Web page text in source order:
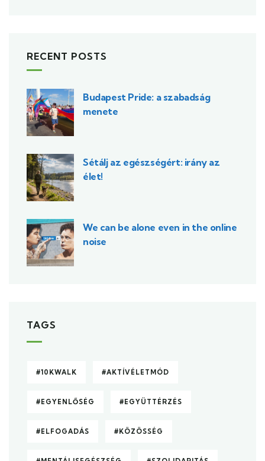
RECENT POSTS
Budapest Pride: a szabadság
menete
Sétálj az egészségért: irány az
élet!
We can be alone even in the online
noise
TAGS
#10KWALK #AKTÍVÉLETMÓD
#EGYENLŐSÉG #EGYÜTTÉRZÉS
#ELFOGADÁS #KÖZÖSSÉG